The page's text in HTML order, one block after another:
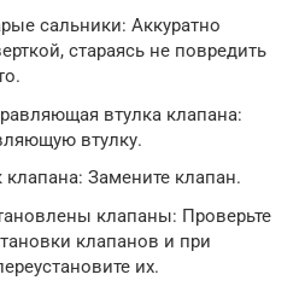
сальники: Аккуратно
стараясь не повредить
втулка клапана:
втулку.
Замените клапан.
клапаны: Проверьте
клапанов и при
их.